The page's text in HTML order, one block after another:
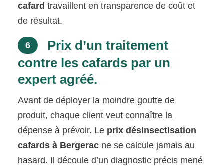
cafard travaillent en transparence de coût et
de résultat.
6
Prix d’un traitement
contre les cafards par un
expert agréé.
Avant de déployer la moindre goutte de
produit, chaque client veut connaître la
dépense à prévoir. Le prix désinsectisation
cafards à Bergerac ne se calcule jamais au
hasard. Il découle d’un diagnostic précis mené